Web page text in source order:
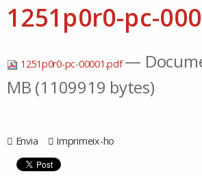
1251p0r0-pc-
1251p0r0-pc-00001.pdf—
MB (1109919 bytes)
Envia Imprimeix-ho